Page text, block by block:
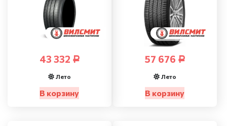
43 332 Р
Лето
В корзину
57 676 Р
Лето
В корзину